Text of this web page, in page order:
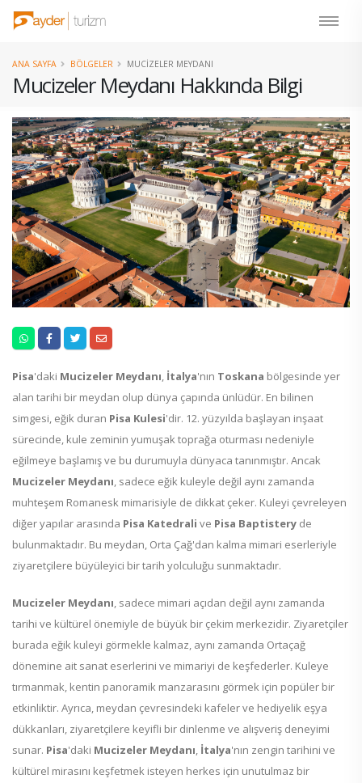
Mucizeler Meydanı Hakkında Bilgi
ANA SAYFA BÖLGELER MUCIZELER MEYDANI
Pisa'daki Mucizeler Meydanı, İtalya'nın Toskana bölgesinde yer
alan tarihi bir meydan olup dünya çapında ünlüdür. En bilinen
simgesi, eğik duran Pisa Kulesi'dir. 12. yüzyılda başlayan inşaat
sürecinde, kule zeminin yumuşak toprağa oturması nedeniyle
eğilmeye başlamış ve bu durumuyla dünyaca tanınmıştır. Ancak
Mucizeler Meydanı, sadece eğik kuleyle değil aynı zamanda
muhteşem Romanesk mimarisiyle de dikkat çeker. Kuleyi çevreleyen
diğer yapılar arasında Pisa Katedrali ve Pisa Baptistery de
bulunmaktadır. Bu meydan, Orta Çağ'dan kalma mimari eserleriyle
ziyaretçilere büyüleyici bir tarih yolculuğu sunmaktadır.
Mucizeler Meydanı, sadece mimari açıdan değil aynı zamanda
tarihi ve kültürel önemiyle de büyük bir çekim merkezidir. Ziyaretçiler
burada eğik kuleyi görmekle kalmaz, aynı zamanda Ortaçağ
dönemine ait sanat eserlerini ve mimariyi de keşfederler. Kuleye
tırmanmak, kentin panoramik manzarasını görmek için popüler bir
etkinliktir. Ayrıca, meydan çevresindeki kafeler ve hediyelik eşya
dükkanları, ziyaretçilere keyifli bir dinlenme ve alışveriş deneyimi
sunar. Pisa'daki Mucizeler Meydanı, İtalya'nın zengin tarihini ve
kültürel mirasını keşfetmek isteyen herkes için unutulmaz bir